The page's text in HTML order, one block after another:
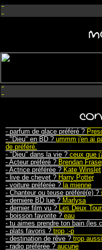
- parfum de glace préféré ?
- "Dieu" en BD ? ummm j'en ai
de préféré.
- "Dieu" dans la vie ? ceux que
- Acteur préféré ? Brendan
- Actrice préférée ? Kate Winslet
- live de chevet ? Harry Potter
- voiture préférée ? la mienne
- Chanteur ou teuse préféré(e) ?
- dernière BD lue ? Marlysa
- dernier film vu ? Les Deux
- boisson favorite ? eau
- tu aimes prendre ton bain (les
- plats favoris ? trop :-p
- destination de rêve ? trop
- radio préférée ? aucune